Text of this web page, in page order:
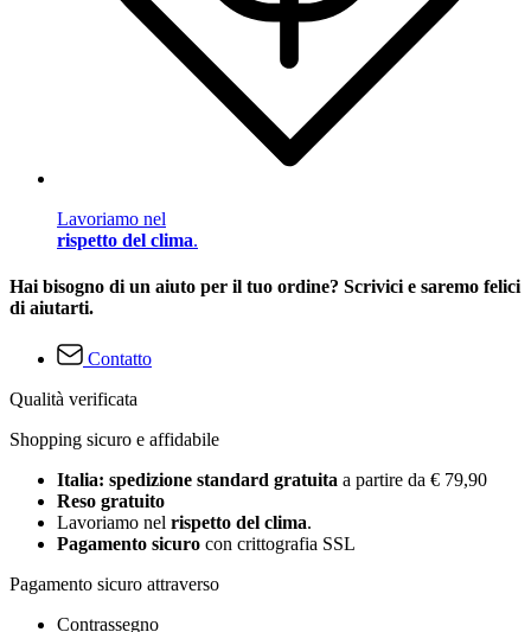
Lavoriamo nel
rispetto del clima.
Hai bisogno di un aiuto per il tuo ordine? Scrivici e saremo felici
di aiutarti.
Contatto
Qualità verificata
Shopping sicuro e affidabile
Italia: spedizione standard gratuita a partire da € 79,90
Reso gratuito
Lavoriamo nel rispetto del clima.
Pagamento sicuro con crittografia SSL
Pagamento sicuro attraverso
Contrassegno